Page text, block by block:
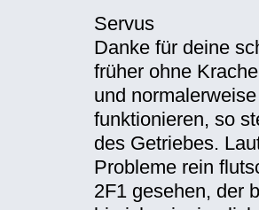
Servus
Danke für deine
früher ohne
und
funktionieren, so
des Getriebes.
Probleme rein
2F1 gesehen, der